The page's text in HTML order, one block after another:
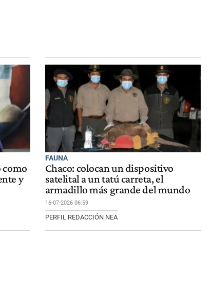
como
y
FAUNA
Chaco: colocan un dispositivo
satelital a un tatú carreta, el
armadillo más grande del mundo
16-07-2026 06:59
PERFIL REDACCIÓN NEA